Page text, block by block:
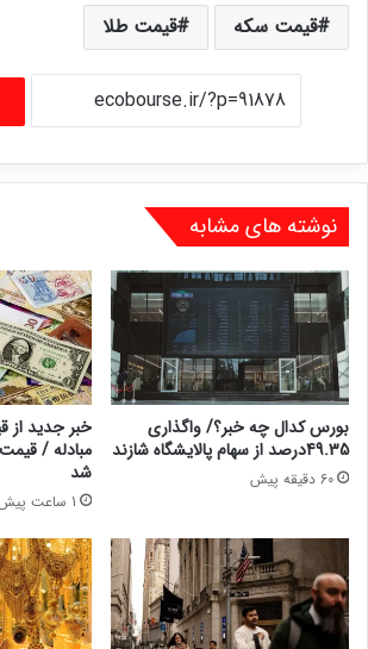
قیمت سکه قیمت طلا
نوشته های مشابه
بورس کدال چه خبر؟/ واگذاری
49.35درصد از سهام پالایشگاه شازند
60 دقیقه پیش
خبر جدید از
مبادله / قیمت
شد
1 ساعت پیش